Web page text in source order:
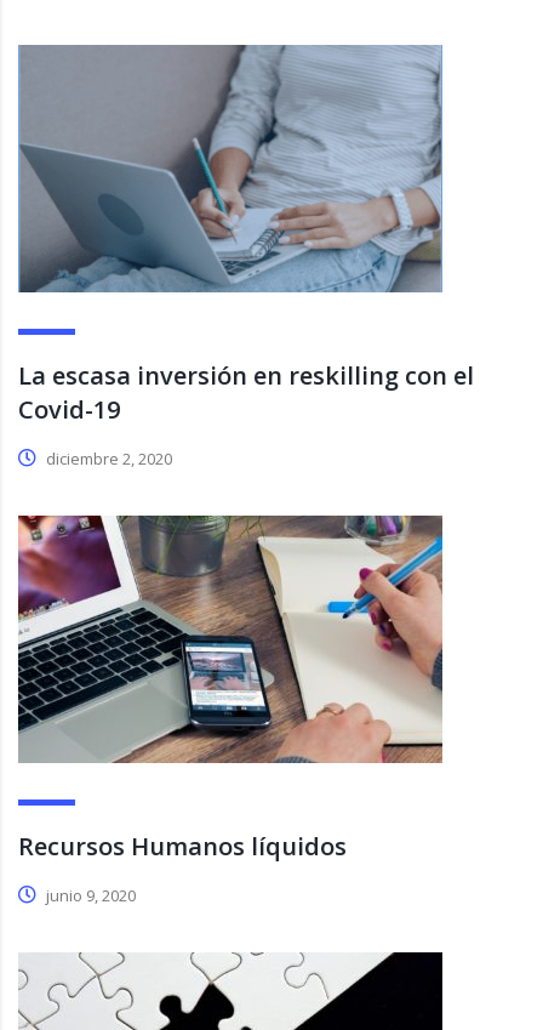
La escasa inversión en reskilling con el
Covid-19
diciembre 2, 2020
Recursos Humanos líquidos
junio 9, 2020